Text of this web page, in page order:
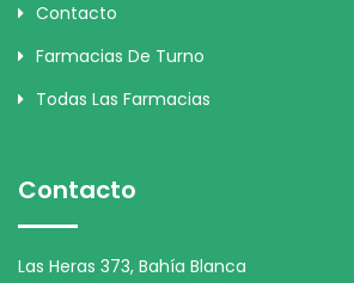
Contacto
Farmacias De Turno
Todas Las Farmacias
Contacto
Las Heras 373, Bahía Blanca